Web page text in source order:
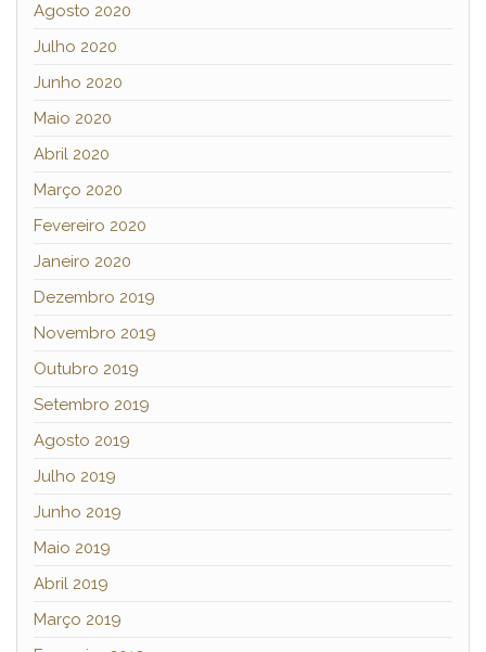
Agosto 2020
Julho 2020
Junho 2020
Maio 2020
Abril 2020
Março 2020
Fevereiro 2020
Janeiro 2020
Dezembro 2019
Novembro 2019
Outubro 2019
Setembro 2019
Agosto 2019
Julho 2019
Junho 2019
Maio 2019
Abril 2019
Março 2019